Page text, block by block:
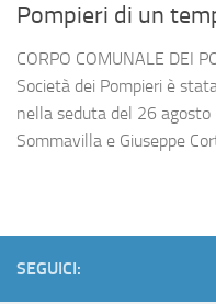
Pompieri di un
CORPO COMUNALE DEI
Società dei Pompieri è
nella seduta del 26
Sommavilla e Giuseppe
SEGUICI: